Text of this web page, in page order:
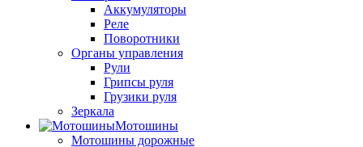
Аккумуляторы
Реле
Поворотники
Органы управления
Рули
Грипсы руля
Грузики руля
Зеркала
Мотошины
Мотошины дорожные